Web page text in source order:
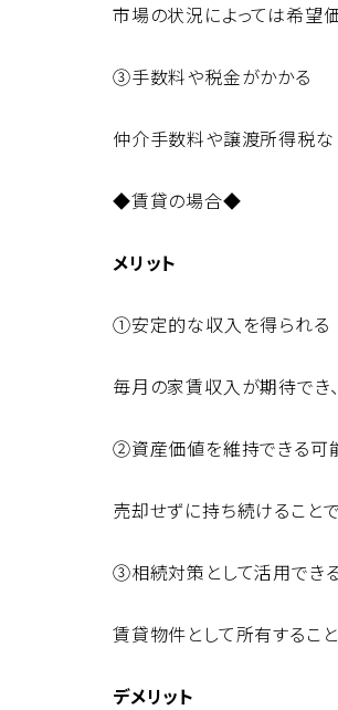
市場の状況によっては希望
③手数料や税金がかかる
仲介手数料や譲渡所得税な
◆賃貸の場合◆
メリット
①安定的な収入を得られる
毎月の家賃収入が期待でき
②資産価値を維持できる可
売却せずに持ち続けること
③相続対策として活用でき
賃貸物件として所有するこ
デメリット